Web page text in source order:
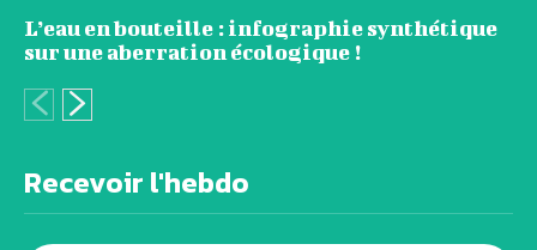
L’eau en bouteille : infographie synthétique
sur une aberration écologique !
Recevoir l'hebdo